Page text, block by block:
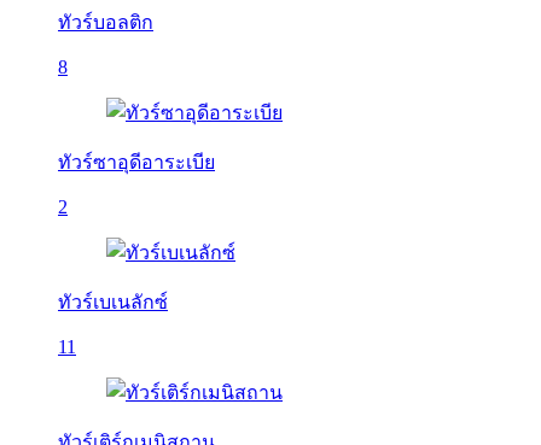
ทัวร์บอลติก
8
ทัวร์ซาอุดีอาระเบีย
2
ทัวร์เบเนลักซ์
11